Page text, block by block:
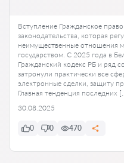
Вступление Гражданское
законодательства, которая
неимущественные отношения
государством. С 2025 года в
Гражданский кодекс РБ и ряд
затронули практически все
электронные сделки, защиту
Главная тенденция последних
30.08.2025
0 0 470